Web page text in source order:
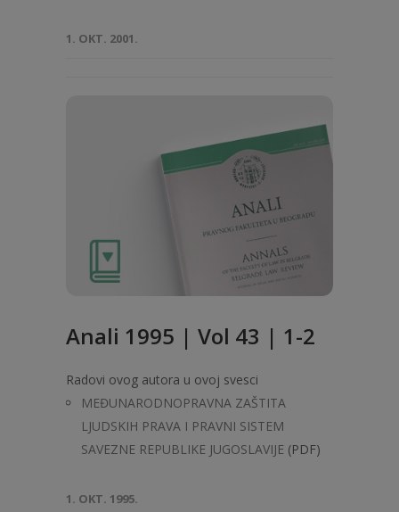
1. OKT. 2001.
Anali 1995 | Vol 43 | 1-2
Radovi ovog autora u ovoj svesci
MEĐUNARODNOPRAVNA ZAŠTITA
LJUDSKIH PRAVA I PRAVNI SISTEM
SAVEZNE REPUBLIKE JUGOSLAVIJE (PDF)
1. OKT. 1995.